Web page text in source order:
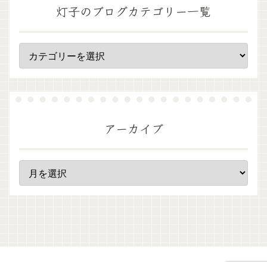
灯子のブログカテゴリー一覧
アーカイブ